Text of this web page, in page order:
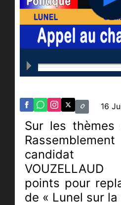
16
Sur les thèmes
candidat
VOUZELLAUD
points pour
de « Lunel sur